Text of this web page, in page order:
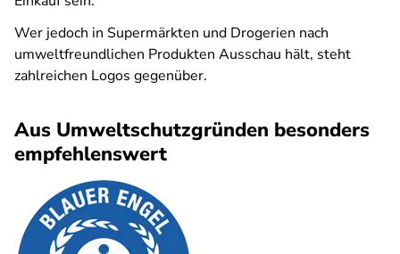
Wer jedoch in Supermärkten und Drogerien nach
umweltfreundlichen Produkten Ausschau hält, steht
zahlreichen Logos gegenüber.
Aus Umweltschutzgründen besonders
empfehlenswert